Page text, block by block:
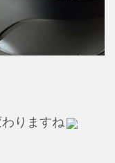
りますね